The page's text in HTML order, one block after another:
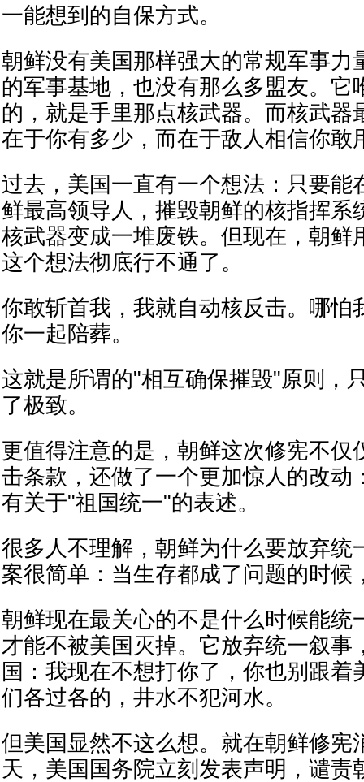
一能想到的自保方式。
朝鲜没有美国那样强大的常规军事力
的军事基地，也没有那么多盟友。它
的，就是手里那点核武器。而核武器
在于你有多少，而在于敌人相信你敢
过去，美国一直有一个想法：只要能
鲜最高领导人，摧毁朝鲜的核指挥系
核武器变成一堆废铁。但现在，朝鲜
这个想法彻底行不通了。
你敢斩首我，我就自动核反击。哪怕
你一起陪葬。
这就是所谓的"相互确保摧毁"原则，
了极致。
更值得注意的是，朝鲜这次修宪不仅
击条款，还做了一个更加惊人的改动
有关于"祖国统一"的表述。
很多人不理解，朝鲜为什么要放弃统
案很简单：当生存都成了问题的时候
朝鲜现在最关心的不是什么时候能统
才能不被美国灭掉。它放弃统一叙事
国：我现在不想打你了，你也别跟着
们各过各的，井水不犯河水。
但美国显然不这么想。就在朝鲜修宪
天，美国国务院立刻发表声明，谴责